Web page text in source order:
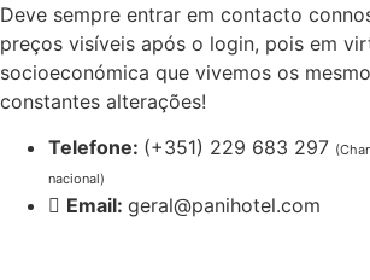
Pular
para
o
conteúdo
Deve sempre entrar em contacto
preços visíveis após o login, pois em
socioeconómica que vivemos os
constantes alterações!
Telefone: (+351) 229 683 297
nacional)
Email: geral@panihotel.com